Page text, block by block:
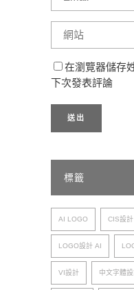
在瀏覽器儲存
下次發表評論
標籤
AI LOGO CIS設計
LOGO設計 AI
VI設計 中文字體